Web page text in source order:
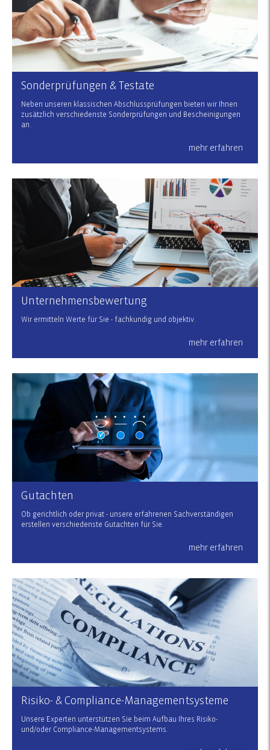
Sonderprüfungen & Testate
Neben unseren klassischen Abschlussprüfungen bieten wir Ihnen
zusätzlich verschiedenste Sonderprüfungen und Bescheinigungen
an.
mehr erfahren
Unternehmensbewertung
Wir ermitteln Werte für Sie - fachkundig und objektiv.
mehr erfahren
Gutachten
Ob gerichtlich oder privat - unsere erfahrenen Sachverständigen
erstellen verschiedenste Gutachten für Sie.
mehr erfahren
Risiko- & Compliance-Managementsysteme
Unsere Experten unterstützen Sie beim Aufbau Ihres Risiko-
und/oder Compliance-Managementsystems.